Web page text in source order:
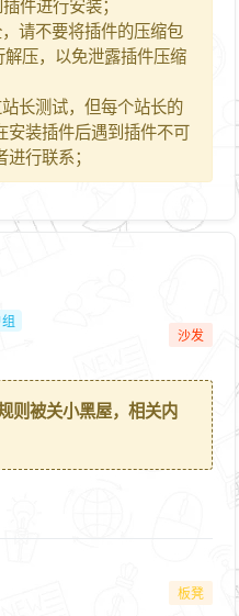
请不要将插件的压缩包
压，以免泄露插件压缩
长测试，但每个站长的
安装插件后遇到插件不可
行联系；
沙发
则被关小黑屋，相关内
板凳